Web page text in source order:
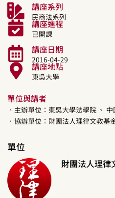
講座系列
民商法系列
講座進程
已開課
講座日期
2016-04-29
講座地點
東吳大學
單位與講者
．主辦單位：東吳大學法學院 、
．協辦單位：財團法人理律文教基
單位
財團法人理律